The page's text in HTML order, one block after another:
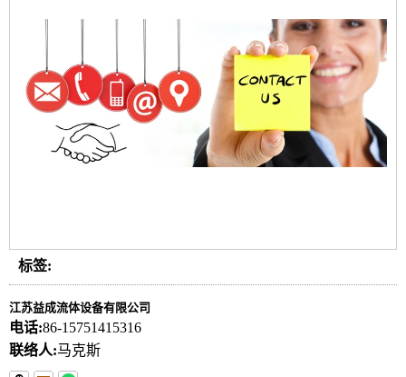
标签:
江苏益成流体设备有限公司
电话:86-15751415316
联络人:马克斯